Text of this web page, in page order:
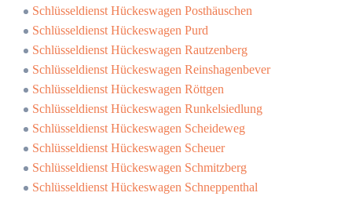
Schlüsseldienst Hückeswagen Posthäuschen
Schlüsseldienst Hückeswagen Purd
Schlüsseldienst Hückeswagen Rautzenberg
Schlüsseldienst Hückeswagen Reinshagenbever
Schlüsseldienst Hückeswagen Röttgen
Schlüsseldienst Hückeswagen Runkelsiedlung
Schlüsseldienst Hückeswagen Scheideweg
Schlüsseldienst Hückeswagen Scheuer
Schlüsseldienst Hückeswagen Schmitzberg
Schlüsseldienst Hückeswagen Schneppenthal